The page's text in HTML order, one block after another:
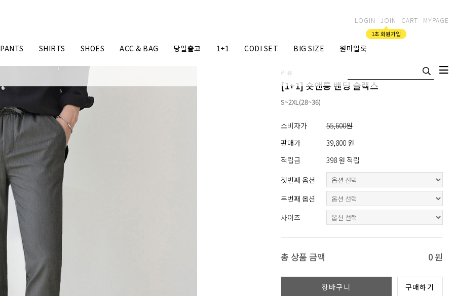
LOGIN JOIN
1초 회원가입
CART MYPAGE
PANTS SHIRTS SHOES ACC & BAG 당일출고 1+1 CODI SET BIG SIZE 원마일룩
리뷰
[1+1] 숏앤롱 밴딩 슬랙스
S~2XL(28~36)
소비자가
55,600원
판매가
39,800 원
적립금
398 원 적립
첫번째 옵션
두번째 옵션
사이즈
총 상품 금액 0 원
장바구니 구매하기